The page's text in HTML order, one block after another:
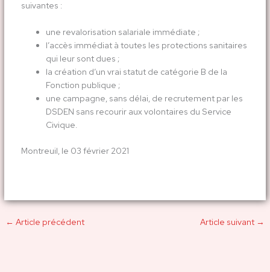
suivantes :
une revalorisation salariale immédiate ;
l’accès immédiat à toutes les protections sanitaires
qui leur sont dues ;
la création d’un vrai statut de catégorie B de la
Fonction publique ;
une campagne, sans délai, de recrutement par les
DSDEN sans recourir aux volontaires du Service
Civique.
Montreuil, le 03 février 2021
← Article précédent Article suivant →